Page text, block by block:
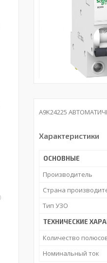
A9K24225
Характеристики
ОСНОВНЫЕ
Производитель
Страна
Тип УЗО
ТЕХНИЧЕСКИЕ
Количество
Номинальный ток